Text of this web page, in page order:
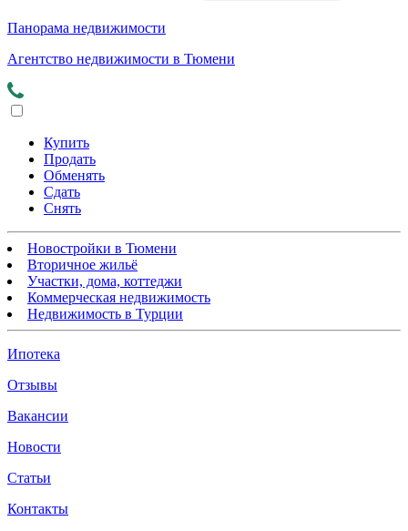
Панорама недвижимости
Агентство недвижимости в Тюмени
Купить
Продать
Обменять
Сдать
Снять
Новостройки в Тюмени
Вторичное жильё
Участки, дома, коттеджи
Коммерческая недвижимость
Недвижимость в Турции
Ипотека
Отзывы
Вакансии
Новости
Статьи
Контакты